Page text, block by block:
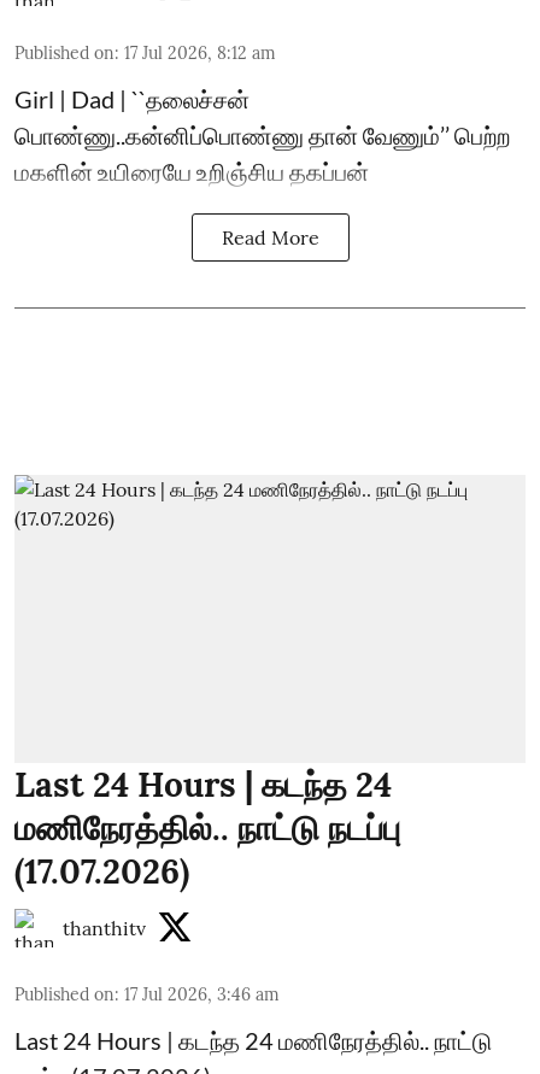
Published on: 17 Jul 2026, 8:12 am
Girl | Dad | ``தலைச்சன்
பொண்ணு..கன்னிப்பொண்ணு தான் வேணும்’’ பெற்ற
மகளின் உயிரையே உறிஞ்சிய தகப்பன்
Read More
Last 24 Hours | கடந்த 24
மணிநேரத்தில்.. நாட்டு நடப்பு
(17.07.2026)
thanthitv
Published on: 17 Jul 2026, 3:46 am
Last 24 Hours | கடந்த 24 மணிநேரத்தில்.. நாட்டு